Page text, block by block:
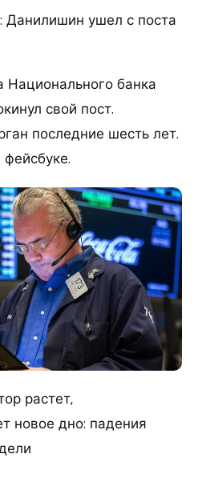
Данилишин ушел с поста
Национального банка
свой пост.
последние шесть лет.
растет,
новое дно: падения